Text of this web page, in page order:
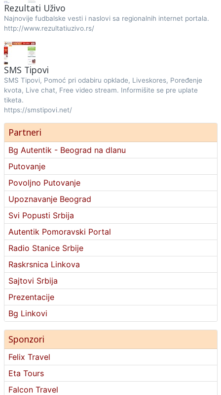
Rezultati Uživo
Najnovije fudbalske vesti i naslovi sa regionalnih internet portala.
http://www.rezultatiuzivo.rs/
SMS Tipovi
SMS Tipovi, Pomoć pri odabiru opklade, Liveskores, Poređenje
kvota, Live chat, Free video stream. Informišite se pre uplate
tiketa.
https://smstipovi.net/
Partneri
Bg Autentik - Beograd na dlanu
Putovanje
Povoljno Putovanje
Upoznavanje Beograd
Svi Popusti Srbija
Autentik Pomoravski Portal
Radio Stanice Srbije
Raskrsnica Linkova
Sajtovi Srbija
Prezentacije
Bg Linkovi
Sponzori
Felix Travel
Eta Tours
Falcon Travel